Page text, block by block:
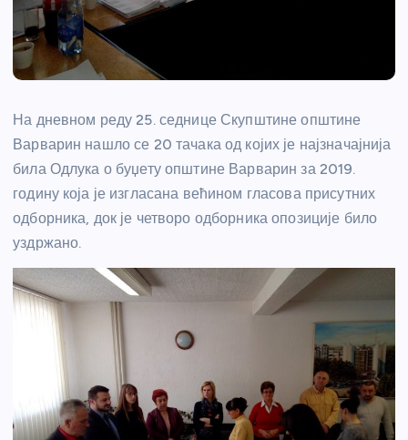
На дневном реду 25. седнице Скупштине општине
Варварин нашло се 20 тачака од којих је најзначајнија
била Одлука о буџету општине Варварин за 2019.
годину која је изгласана већином гласова присутних
одборника, док је четворо одборника опозиције било
уздржано.